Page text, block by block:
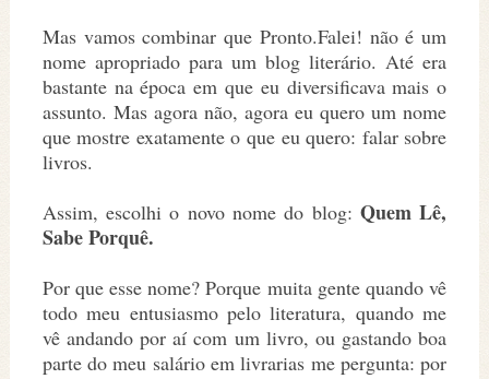
Mas vamos combinar que Pronto.Falei! não é um
nome apropriado para um blog literário. Até era
bastante na época em que eu diversificava mais o
assunto. Mas agora não, agora eu quero um nome
que mostre exatamente o que eu quero: falar sobre
livros.
Assim, escolhi o novo nome do blog: Quem Lê,
Sabe Porquê.
Por que esse nome? Porque muita gente quando vê
todo meu entusiasmo pelo literatura, quando me
vê andando por aí com um livro, ou gastando boa
parte do meu salário em livrarias me pergunta: por